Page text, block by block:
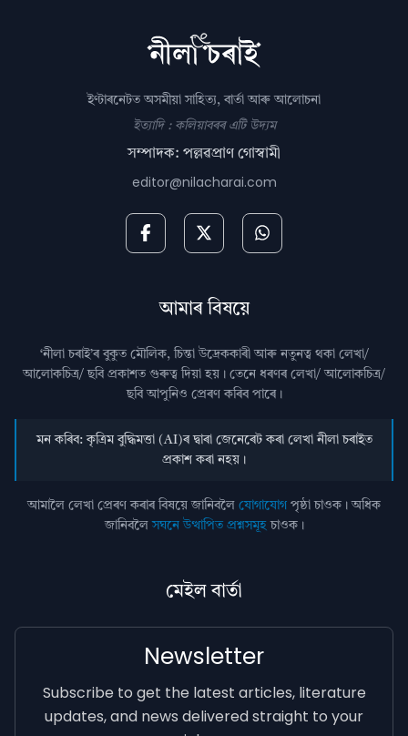
ইণ্টাৰনেটত অসমীয়া সাহিত্য, বাৰ্তা আৰু আলোচনা
ইত্যাদি : কলিয়াবৰৰ এটি উদ্যম
সম্পাদক: পল্লৱপ্ৰাণ গোস্বামী
editor@nilacharai.com
আমাৰ বিষয়ে
‘নীলা চৰাই’ৰ বুকুত মৌলিক, চিন্তা উদ্রেককাৰী আৰু নতুনত্ব থকা লেখা/
আলোকচিত্ৰ/ ছবি প্রকাশত গুৰুত্ব দিয়া হয়। তেনে ধৰণৰ লেখা/ আলোকচিত্ৰ/
ছবি আপুনিও প্রেৰণ কৰিব পাৰে।
মন কৰিব: কৃত্ৰিম বুদ্ধিমত্তা (AI)ৰ দ্বাৰা জেনেৰেট কৰা লেখা নীলা চৰাইত
প্ৰকাশ কৰা নহয়।
আমালৈ লেখা প্ৰেৰণ কৰাৰ বিষয়ে জানিবলৈ যোগাযোগ পৃষ্ঠা চাওক। অধিক
জানিবলৈসঘনে উত্থাপিত প্ৰশ্নসমূহচাওক।
মেইল বাৰ্তা
Newsletter
Subscribe to get the latest articles, literature
updates, and news delivered straight to your